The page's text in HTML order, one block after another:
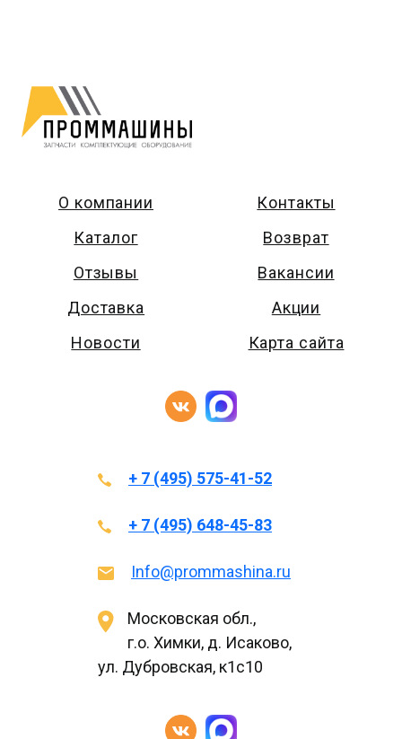
О компании
Каталог
Отзывы
Доставка
Новости
Контакты
Возврат
Вакансии
Акции
Карта сайта
+ 7 (495) 575-41-52
+ 7 (495) 648-45-83
Info@prommashina.ru
Московская обл.,
г.о. Химки, д. Исаково,
ул. Дубровская, к1с10